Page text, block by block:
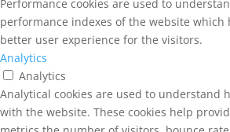
Performance cookies are used to
performance indexes of the website which
better user experience for the visitors.
Analytics
Analytics
Analytical cookies are used to understand
with the website. These cookies help